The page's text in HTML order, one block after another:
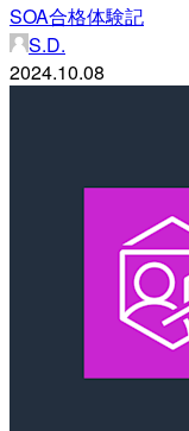
SOA合格体験記
S.D.
2024.10.08